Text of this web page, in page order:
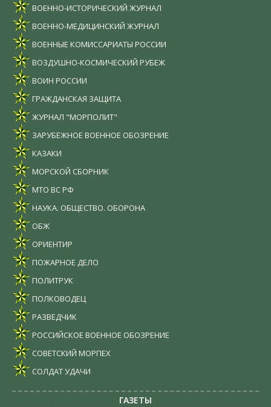
ВОЕННО-ИСТОРИЧЕСКИЙ ЖУРНАЛ
ВОЕННО-МЕДИЦИНСКИЙ ЖУРНАЛ
ВОЕННЫЕ КОМИССАРИАТЫ РОССИИ
ВОЗДУШНО-КОСМИЧЕСКИЙ РУБЕЖ
ВОИН РОССИИ
ГРАЖДАНСКАЯ ЗАЩИТА
ЖУРНАЛ "МОРПОЛИТ"
ЗАРУБЕЖНОЕ ВОЕННОЕ ОБОЗРЕНИЕ
КАЗАКИ
МОРСКОЙ СБОРНИК
МТО ВС РФ
НАУКА. ОБЩЕСТВО. ОБОРОНА
ОБЖ
ОРИЕНТИР
ПОЖАРНОЕ ДЕЛО
ПОЛИТРУК
ПОЛКОВОДЕЦ
РАЗВЕДЧИК
РОССИЙСКОЕ ВОЕННОЕ ОБОЗРЕНИЕ
СОВЕТСКИЙ МОРПЕХ
СОЛДАТ УДАЧИ
ГАЗЕТЫ